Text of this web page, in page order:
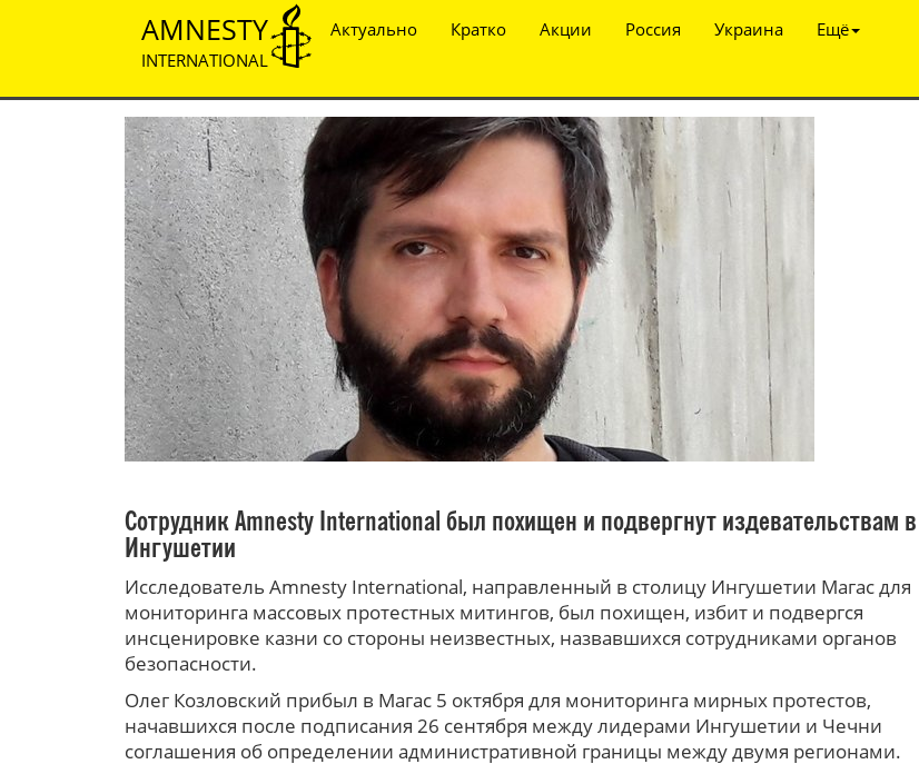
AMNESTY
INTERNATIONAL
Актуально Кратко Акции Россия Украина Ещё
Сотрудник Amnesty International был похищен и подвергнут издевательствам в
Ингушетии
Исследователь Amnesty International, направленный в столицу Ингушетии Магас для
мониторинга массовых протестных митингов, был похищен, избит и подвергся
инсценировке казни со стороны неизвестных, назвавшихся сотрудниками органов
безопасности.
Олег Козловский прибыл в Магас 5 октября для мониторинга мирных протестов,
начавшихся после подписания 26 сентября между лидерами Ингушетии и Чечни
соглашения об определении административной границы между двумя регионами.